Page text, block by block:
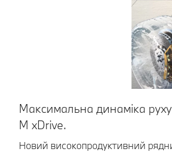
Максимальна динаміка
M xDrive.
Новий високопродуктивний